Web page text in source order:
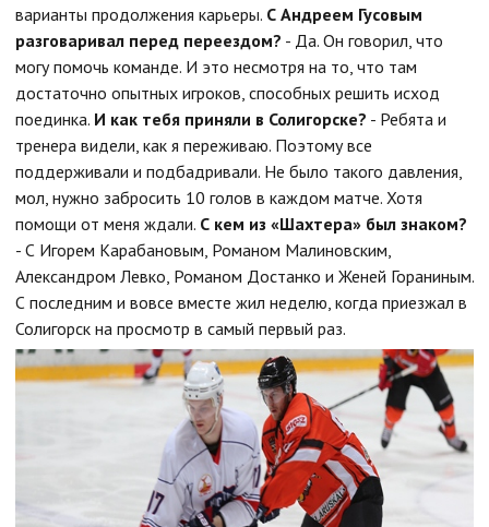
варианты продолжения карьеры. С Андреем Гусовым
разговаривал перед переездом? - Да. Он говорил, что
могу помочь команде. И это несмотря на то, что там
достаточно опытных игроков, способных решить исход
поединка. И как тебя приняли в Солигорске? - Ребята и
тренера видели, как я переживаю. Поэтому все
поддерживали и подбадривали. Не было такого давления,
мол, нужно забросить 10 голов в каждом матче. Хотя
помощи от меня ждали. С кем из «Шахтера» был знаком?
- С Игорем Карабановым, Романом Малиновским,
Александром Левко, Романом Достанко и Женей Гораниным.
С последним и вовсе вместе жил неделю, когда приезжал в
Солигорск на просмотр в самый первый раз.